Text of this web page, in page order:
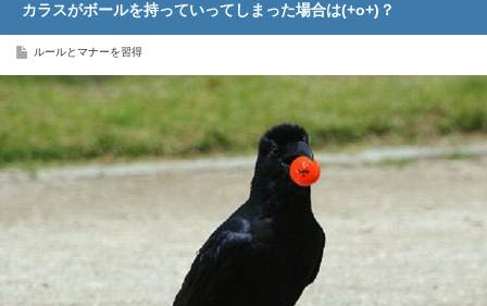
カラスがボールを持っていってしまった場合は(+o+)？
ルールとマナーを習得